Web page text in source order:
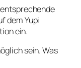
dem Yupi
ein.
sein. Was